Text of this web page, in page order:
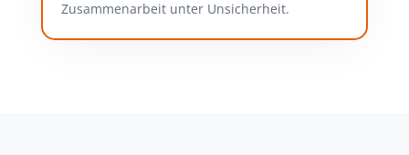
Zusammenarbeit unter Unsicherheit.